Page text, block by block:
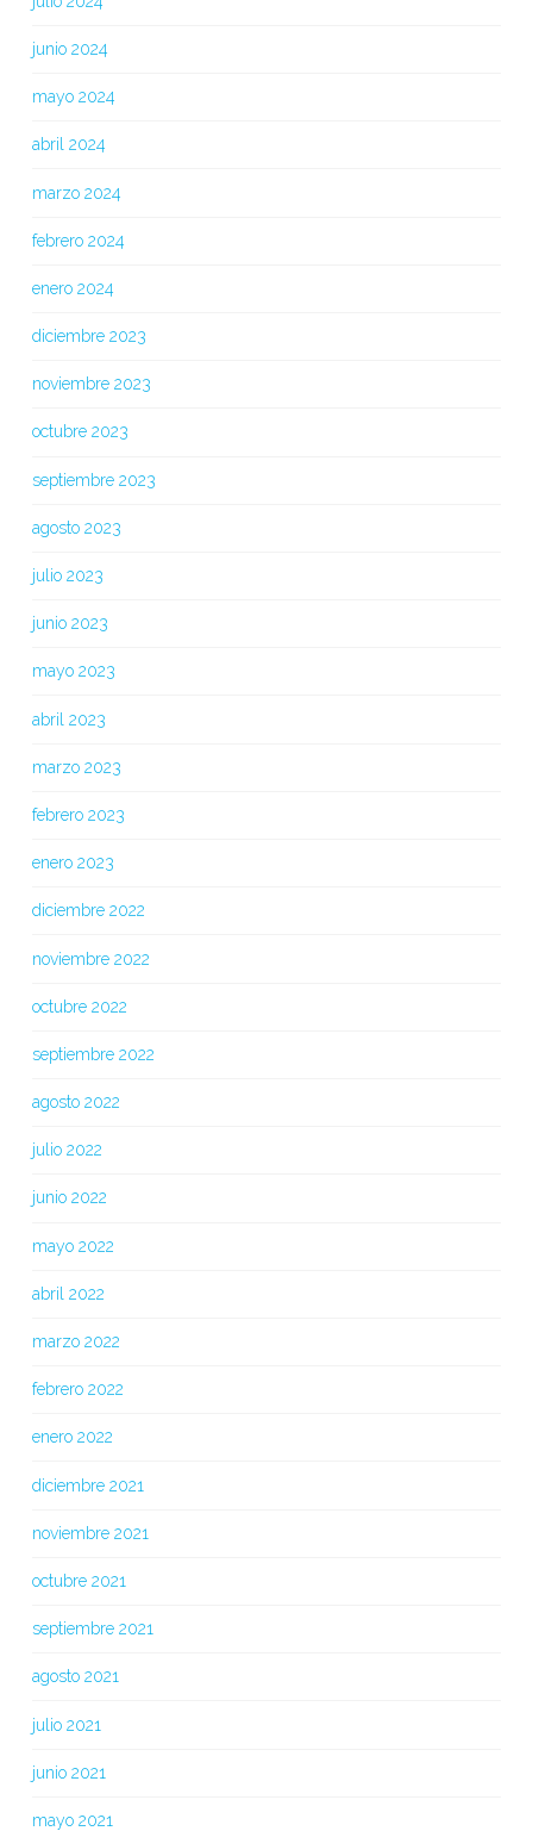
junio 2024
mayo 2024
abril 2024
marzo 2024
febrero 2024
enero 2024
diciembre 2023
noviembre 2023
octubre 2023
septiembre 2023
agosto 2023
julio 2023
junio 2023
mayo 2023
abril 2023
marzo 2023
febrero 2023
enero 2023
diciembre 2022
noviembre 2022
octubre 2022
septiembre 2022
agosto 2022
julio 2022
junio 2022
mayo 2022
abril 2022
marzo 2022
febrero 2022
enero 2022
diciembre 2021
noviembre 2021
octubre 2021
septiembre 2021
agosto 2021
julio 2021
junio 2021
mayo 2021